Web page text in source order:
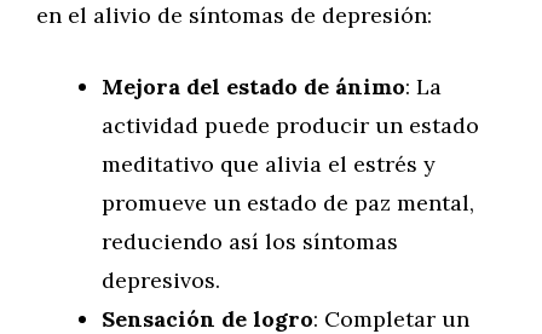
en el alivio de síntomas de depresión:
Mejora del estado de ánimo: La
actividad puede producir un estado
meditativo que alivia el estrés y
promueve un estado de paz mental,
reduciendo así los síntomas
depresivos.
Sensación de logro: Completar un